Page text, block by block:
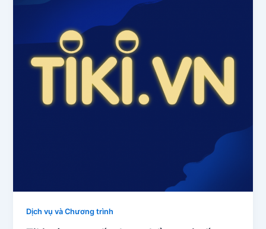
Dịch vụ và Chương trình